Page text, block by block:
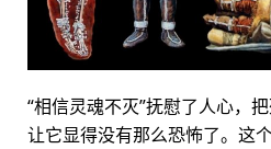
“相信灵魂不灭”抚慰了人心，
让它显得没有那么恐怖了。这